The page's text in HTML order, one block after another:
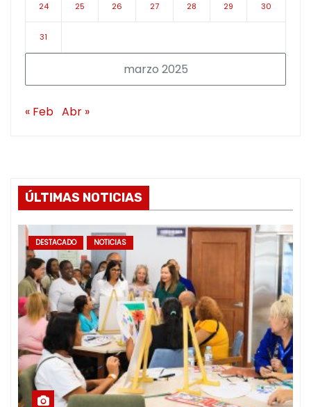
marzo 2025
24 25 26 27 28 29 30
31
« Feb Abr »
ÚLTIMAS NOTICIAS
DESTACADO NOTICIAS